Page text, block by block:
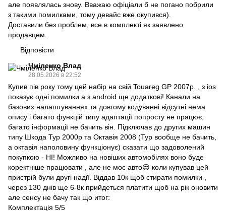
але появлялась знову. Вважаю офіціали б не погано побрили
з такими помилками, тому девайс вже окупився).
Доставили без проблем, все в комплекті як заявлено
продавцем.
Відповісти
Чміленко Влад
28.05.2026 в 22:52
Купив пів року тому цей набір на свій Touareg GP 2007р. , з ios
показує одні помилки а з android ще додаткові! Канали на
базових налаштуваннях та довгому кодуванні відсутні нема
опису і багато функцій типу адаптації попросту не працює,
багато інформації не бачить він. Підключав до других машин
типу Шкода Тур 2000р та Октавія 2008 (Тур вообще не бачить,
а октавія наполовину функціонує) сказати що задоволений
покупкою - НІ! Можливо на новіших автомобілях воно буде
коректніше працювати , але не моє авто😒 коли купував цей
пристрій були другі надії. Віддав 10к щоб стирати помилки ,
через 130 днів ще 6-8к прийдеться платити щоб на рік оновити
але сенсу не бачу так що итог:
Комплектація 5/5